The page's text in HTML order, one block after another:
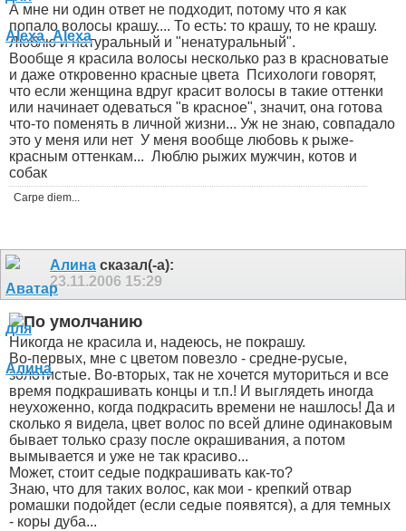
А мне ни один ответ не подходит, потому что я как
попало волосы крашу.... То есть: то крашу, то не крашу.
Люблю и натуральный и "ненатуральный".
Вообще я красила волосы несколько раз в красноватые
и даже откровенно красные цвета
Психологи говорят,
что если женщина вдруг красит волосы в такие оттенки
или начинает одеваться "в красное", значит, она готова
что-то поменять в личной жизни... Уж не знаю, совпадало
это у меня или нет У меня вообще любовь к рыже-
красным оттенкам... Люблю рыжих мужчин, котов и
собак
Carpe diem...
Алина сказал(-а):
23.11.2006 15:29
Никогда не красила и, надеюсь, не покрашу.
Во-первых, мне с цветом повезло - средне-русые,
золотистые. Во-вторых, так не хочется муториться и все
время подкрашивать концы и т.п.! И выглядеть иногда
неухоженно, когда подкрасить времени не нашлось! Да и
сколько я видела, цвет волос по всей длине одинаковым
бывает только сразу после окрашивания, а потом
вымывается и уже не так красиво...
Может, стоит седые подкрашивать как-то?
Знаю, что для таких волос, как мои - крепкий отвар
ромашки подойдет (если седые появятся), а для темных
- коры дуба...